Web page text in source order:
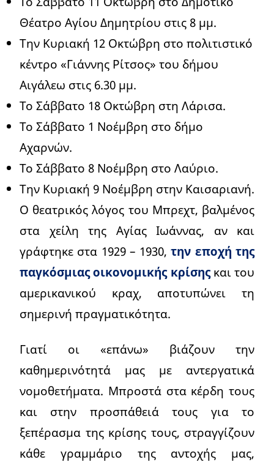
Θέατρο Αγίου Δημητρίου στις 8 μμ.
Την Κυριακή 12 Οκτώβρη στο πολιτιστικό
κέντρο «Γιάννης Ρίτσος» του δήμου
Αιγάλεω στις 6.30 μμ.
Το Σάββατο 18 Οκτώβρη στη Λάρισα.
Το Σάββατο 1 Νοέμβρη στο δήμο
Αχαρνών.
Το Σάββατο 8 Νοέμβρη στο Λαύριο.
Την Κυριακή 9 Νοέμβρη στην Καισαριανή.
Ο θεατρικός λόγος του Μπρεχτ, βαλμένος
στα χείλη της Αγίας Ιωάννας, αν και
γράφτηκε στα 1929 – 1930,την εποχή της
παγκόσμιας οικονομικής κρίσηςκαι του
αμερικανικού κραχ, αποτυπώνει τη
σημερινή πραγματικότητα.
Γιατί οι «επάνω» βιάζουν την
καθημερινότητά μας με αντεργατικά
νομοθετήματα. Μπροστά στα κέρδη τους
και στην προσπάθειά τους για το
ξεπέρασμα της κρίσης τους, στραγγίζουν
κάθε γραμμάριο της αντοχής μας,